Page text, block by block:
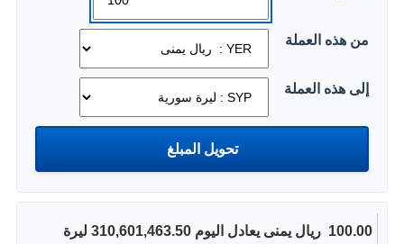
من هذه العملة
إلى هذه العملة
100.00 ‏ ريال يمنى يعادل اليوم 310,601,463.50 ليرة